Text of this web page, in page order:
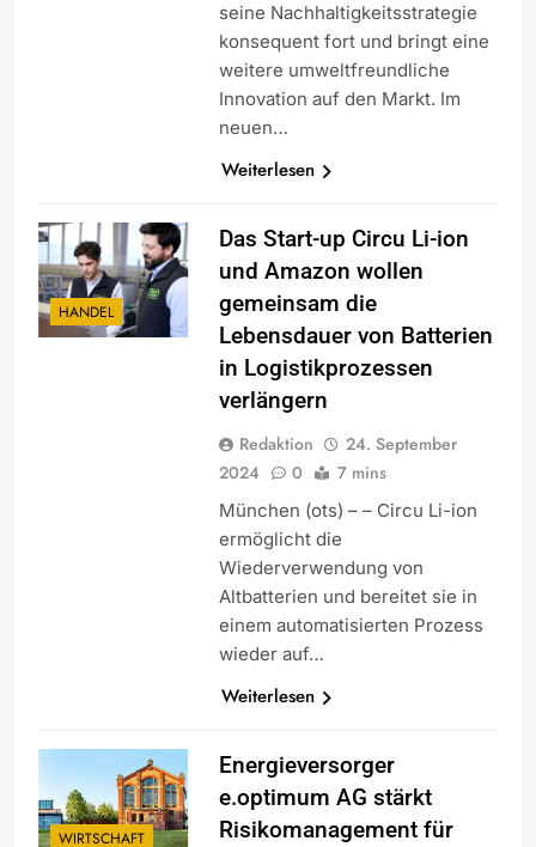
seine Nachhaltigkeitsstrategie
konsequent fort und bringt eine
weitere umweltfreundliche
Innovation auf den Markt. Im
neuen…
Weiterlesen
HANDEL
Das Start-up Circu Li-ion
und Amazon wollen
gemeinsam die
Lebensdauer von Batterien
in Logistikprozessen
verlängern
Redaktion
24. September
2024
0 7 mins
München (ots) – – Circu Li-ion
ermöglicht die
Wiederverwendung von
Altbatterien und bereitet sie in
einem automatisierten Prozess
wieder auf…
Weiterlesen
WIRTSCHAFT
Energieversorger
e.optimum AG stärkt
Risikomanagement für